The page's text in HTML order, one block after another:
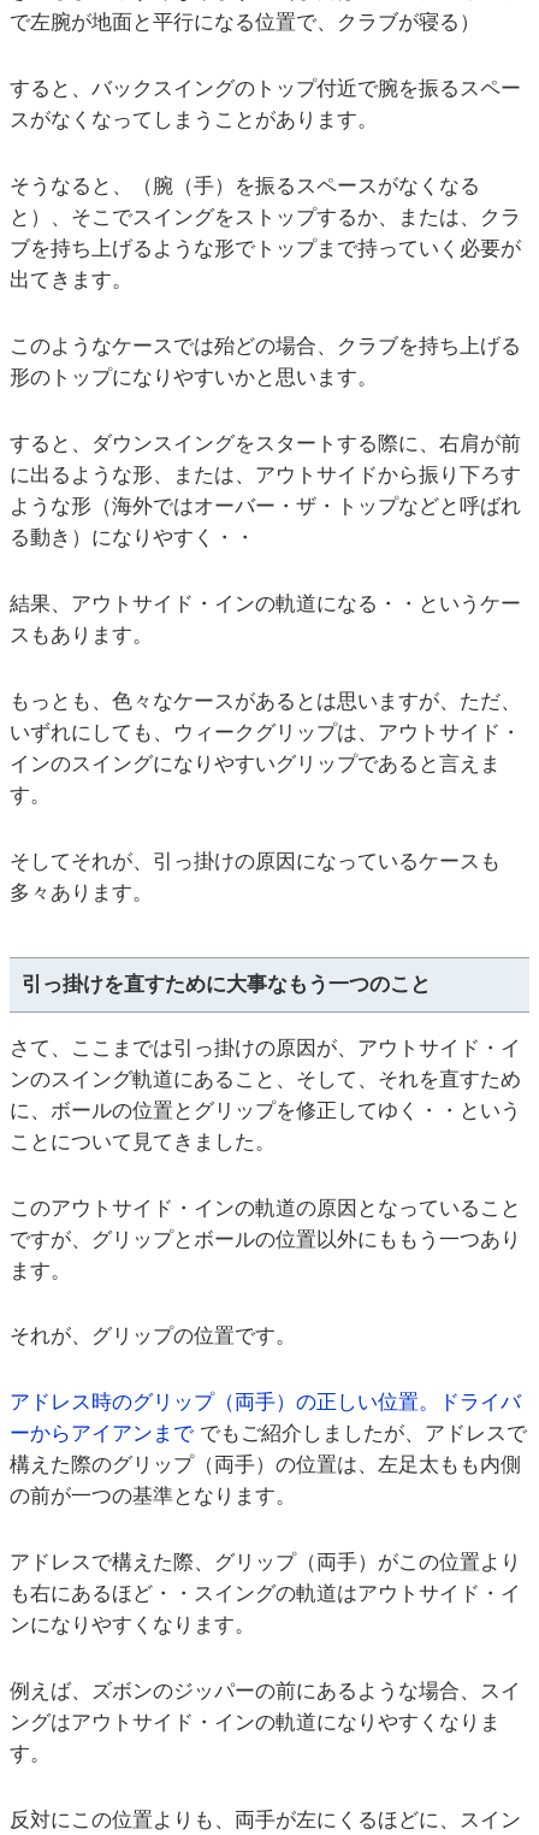
で左腕が地面と平行になる位置で、クラブが寝る）
すると、バックスイングのトップ付近で腕を振るスペー
スがなくなってしまうことがあります。
そうなると、（腕（手）を振るスペースがなくなる
と）、そこでスイングをストップするか、または、クラ
ブを持ち上げるような形でトップまで持っていく必要が
出てきます。
このようなケースでは殆どの場合、クラブを持ち上げる
形のトップになりやすいかと思います。
すると、ダウンスイングをスタートする際に、右肩が前
に出るような形、または、アウトサイドから振り下ろす
ような形（海外ではオーバー・ザ・トップなどと呼ばれ
る動き）になりやすく・・
結果、アウトサイド・インの軌道になる・・というケー
スもあります。
もっとも、色々なケースがあるとは思いますが、ただ、
いずれにしても、ウィークグリップは、アウトサイド・
インのスイングになりやすいグリップであると言えま
す。
そしてそれが、引っ掛けの原因になっているケースも
多々あります。
引っ掛けを直すために大事なもう一つのこと
さて、ここまでは引っ掛けの原因が、アウトサイド・イ
ンのスイング軌道にあること、そして、それを直すため
に、ボールの位置とグリップを修正してゆく・・という
ことについて見てきました。
このアウトサイド・インの軌道の原因となっていること
ですが、グリップとボールの位置以外にももう一つあり
ます。
それが、グリップの位置です。
アドレス時のグリップ（両手）の正しい位置。ドライバ
ーからアイアンまで でもご紹介しましたが、アドレスで
構えた際のグリップ（両手）の位置は、左足太もも内側
の前が一つの基準となります。
アドレスで構えた際、グリップ（両手）がこの位置より
も右にあるほど・・スイングの軌道はアウトサイド・イ
ンになりやすくなります。
例えば、ズボンのジッパーの前にあるような場合、スイ
ングはアウトサイド・インの軌道になりやすくなりま
す。
反対にこの位置よりも、両手が左にくるほどに、スイン